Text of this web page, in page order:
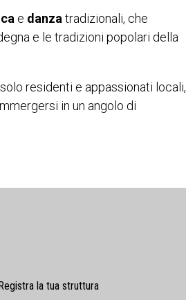
e danza tradizionali, che
e le tradizioni popolari della
residenti e appassionati locali,
in un angolo di
la tua struttura